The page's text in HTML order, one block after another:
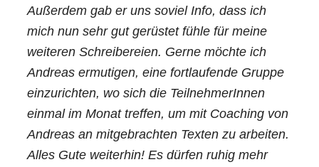
Außerdem gab er uns soviel Info, dass ich
mich nun sehr gut gerüstet fühle für meine
weiteren Schreibereien. Gerne möchte ich
Andreas ermutigen, eine fortlaufende Gruppe
einzurichten, wo sich die TeilnehmerInnen
einmal im Monat treffen, um mit Coaching von
Andreas an mitgebrachten Texten zu arbeiten.
Alles Gute weiterhin! Es dürfen ruhig mehr